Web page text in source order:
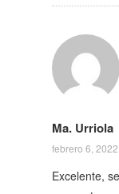
Ma. Urriola
febrero 6,
Excelente,